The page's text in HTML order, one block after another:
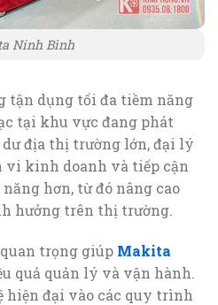
Ninh Bình
tận dụng tối đa tiềm năng
tại khu vực đang phát
địa thị trường lớn, đại lý
vi kinh doanh và tiếp cận
hơn, từ đó nâng cao
hưởng trên thị trường.
trọng giúp Makita
quả quản lý và vận hành.
hiện đại vào các quy trình